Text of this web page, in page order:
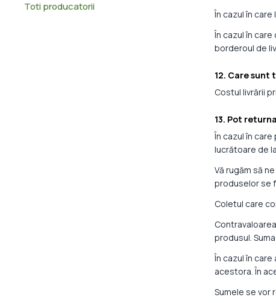
Toti producatorii
În cazul în
În cazul în
borderoul de
12. Care sunt
Costul livrării
13. Pot
În cazul în
lucrătoare de
Vă rugăm să
produselor se
Coletul care
produsul.
În cazul în
acestora. În
Sumele se vor